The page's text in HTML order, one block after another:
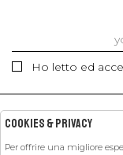
Ho letto ed
Cookies & Privacy
Per offrire una migliore